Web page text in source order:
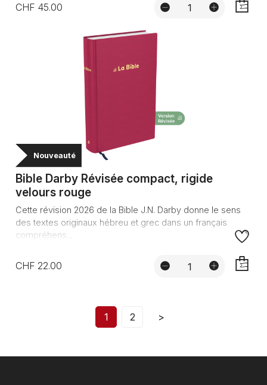
CHF 45.00
Nouveauté
Bible Darby Révisée compact, rigide
velours rouge
Cette révision 2026 de la Bible J.N. Darby donne le sens
des textes originaux hébreu et grec dans un français
compréhens...
CHF 22.00
1 2 >